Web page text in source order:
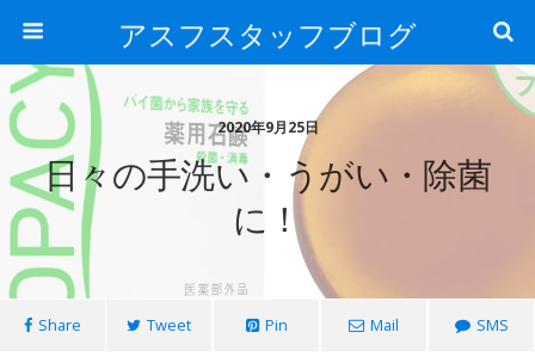
アスフスタッフブログ
2020年9月25日
日々の手洗い・うがい・除菌
に！
Share Tweet Pin Mail SMS